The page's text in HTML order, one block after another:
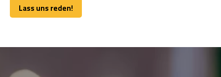
Lass uns reden!
Lass uns reden!